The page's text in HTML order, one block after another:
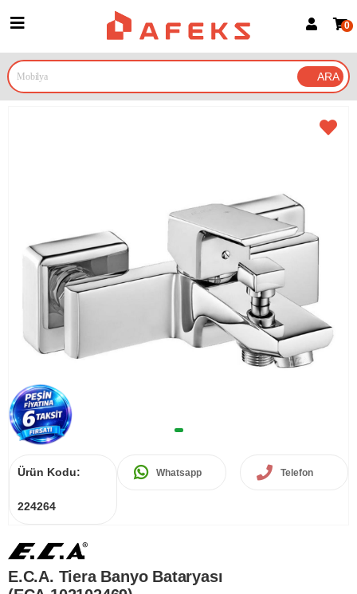
Google İle Bağlan
0
Ürün Kodu:
224264
Whatsapp Telefon
E.C.A. Tiera Banyo Bataryası